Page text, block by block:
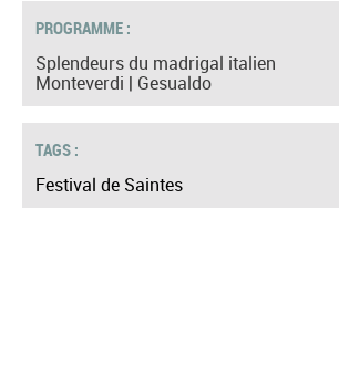
PROGRAMME :
Splendeurs du madrigal italien
Monteverdi | Gesualdo
TAGS :
Festival de Saintes